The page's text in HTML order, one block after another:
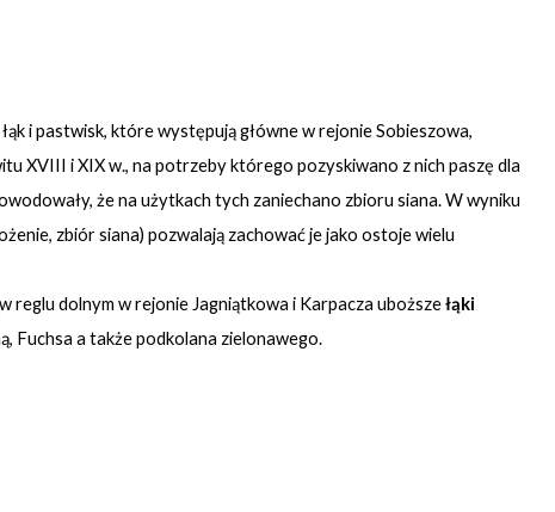
i pastwisk, które występują główne w rejonie Sobieszowa,
XVIII i XIX w., na potrzeby którego pozyskiwano z nich paszę dla
że na użytkach tych zaniechano zbioru siana. W wyniku
zbiór siana) pozwalają zachować je jako ostoje wielu
reglu dolnym w rejonie Jagniątkowa i Karpacza uboższełąki
Fuchsa a także podkolana zielonawego.